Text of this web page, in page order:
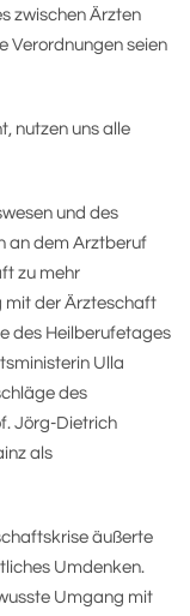
zwischen Ärzten
Verordnungen seien
nutzen uns alle
und des
an dem Arztberuf
zu mehr
mit der Ärzteschaft
des Heilberufetages
Ulla
des
Jörg-Dietrich
als
äußerte
Umdenken.
Umgang mit